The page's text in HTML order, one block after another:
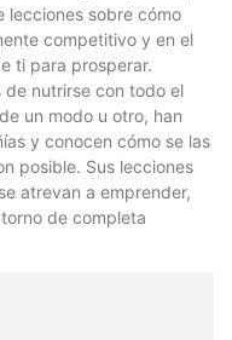
lecciones sobre cómo
competitivo y en el
ti para prosperar.
de nutrirse con todo el
un modo u otro, han
y conocen cómo se las
posible. Sus lecciones
atrevan a emprender,
de completa